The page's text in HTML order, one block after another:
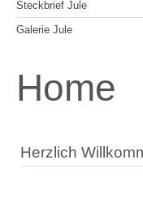
Steckbrief Jule
Galerie Jule
Home
Herzlich